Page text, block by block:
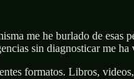
me he burlado de esas
sin diagnosticar me ha
formatos. Libros,